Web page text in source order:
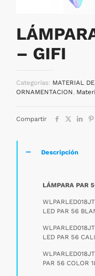
– GIFI
Categorías: MATERIAL
ORNAMENTACION,
Compartir
Descripción
LÁMPARA PAR
LED PAR 56
LED PAR 56
PAR 56 COLOR